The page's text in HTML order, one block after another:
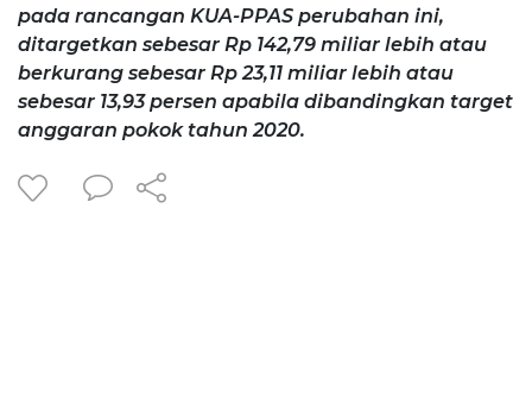
pada rancangan KUA-PPAS perubahan ini,
ditargetkan sebesar Rp 142,79 miliar lebih atau
berkurang sebesar Rp 23,11 miliar lebih atau
sebesar 13,93 persen apabila dibandingkan target
anggaran pokok tahun 2020.